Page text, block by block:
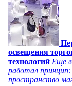
освещения
технологий Еще
работал
пространство